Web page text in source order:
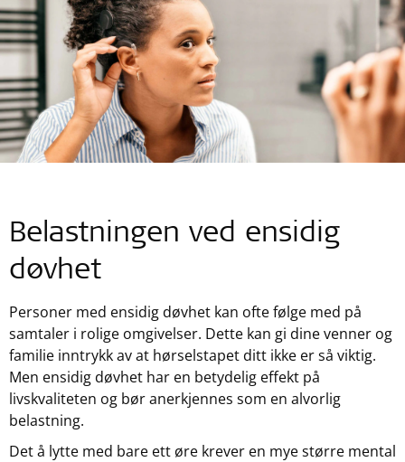
Belastningen ved ensidig
døvhet
Personer med ensidig døvhet kan ofte følge med på
samtaler i rolige omgivelser. Dette kan gi dine venner og
familie inntrykk av at hørselstapet ditt ikke er så viktig.
Men ensidig døvhet har en betydelig effekt på
livskvaliteten og bør anerkjennes som en alvorlig
belastning.
Det å lytte med bare ett øre krever en mye større mental